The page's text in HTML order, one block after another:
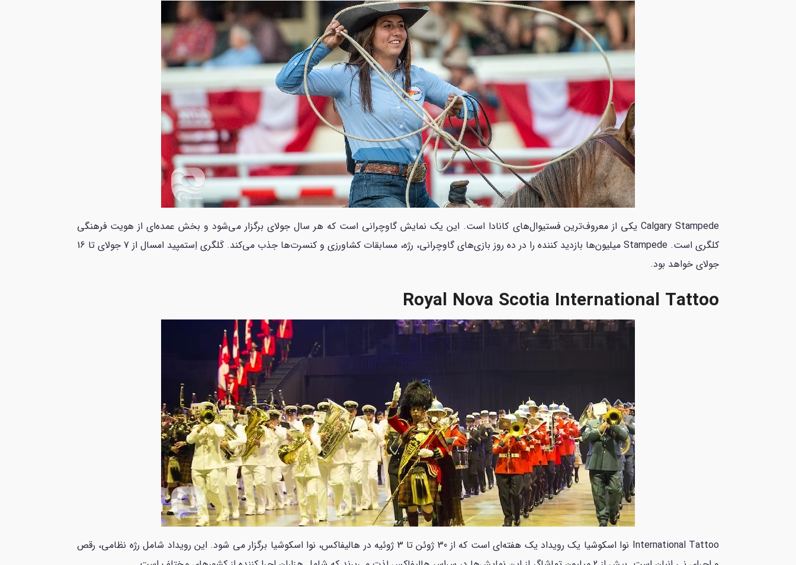
Calgary Stampede یکی از معروف‌ترین فستیوال‌های کانادا است. این یک نمایش گاوچرانی است که هر سال جولای برگزار می‌شود و بخش عمده‌ای از هویت فرهنگی
کلگری است. Stampede میلیون‌ها بازدید کننده را در ده روز بازی‌های گاوچرانی، رژه، مسابقات کشاورزی و کنسرت‌ها جذب می‌کند. کَلگری اِستمپید امسال از 7 جولای تا 16
جولای خواهد بود.
Royal Nova Scotia International Tattoo
International Tattoo نوا اسکوشیا یک رویداد یک هفته‌ای است که از 30 ژوئن تا 3 ژوئیه در هالیفاکس، نوا اسکوشیا برگزار می شود. این رویداد شامل رژه نظامی، رقص